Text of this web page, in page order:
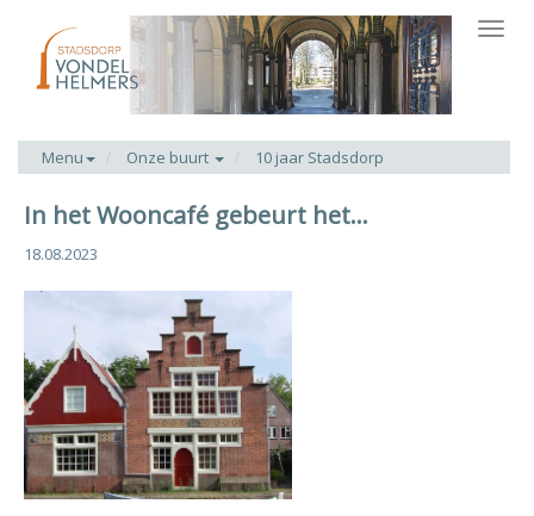
Menu Onze buurt 10 jaar Stadsdorp
In het Wooncafé gebeurt het...
18.08.2023